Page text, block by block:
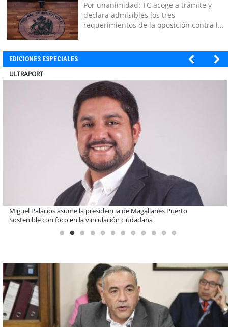
Por unanimidad: TC acoge a trámite y
declara admisibles los tres
requerimientos de la oposición contra la
EDICIONES ESPECIALES
ULTRAPORT
Estudiantes de la UCN desarrollan tecnología para modernizar la
operación de Ultraport Coquimbo